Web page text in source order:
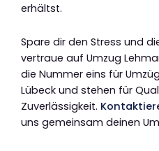
erhältst.
Spare dir den Stress und
vertraue auf Umzug
die Nummer eins für
Lübeck und stehen für
Zuverlässigkeit.
uns gemeinsam deinen